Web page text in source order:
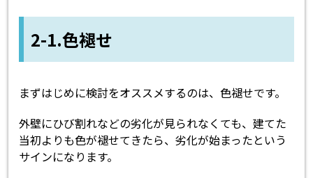
2-1.色褪せ
まずはじめに検討をオススメするのは、色褪せです。
外壁にひび割れなどの劣化が見られなくても、建てた
当初よりも色が褪せてきたら、劣化が始まったという
サインになります。